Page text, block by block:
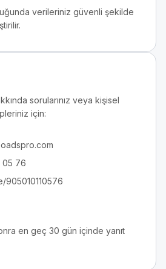
verileriniz güvenli şekilde
sorularınız veya kişisel
için:
05 76
905010110576
en geç 30 gün içinde yanıt